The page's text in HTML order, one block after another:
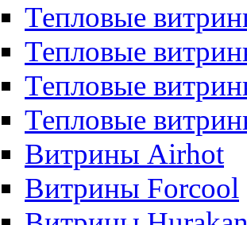
Тепловые
Тепловые
Тепловые
Тепловые
Витрины Airhot
Витрины Forcool